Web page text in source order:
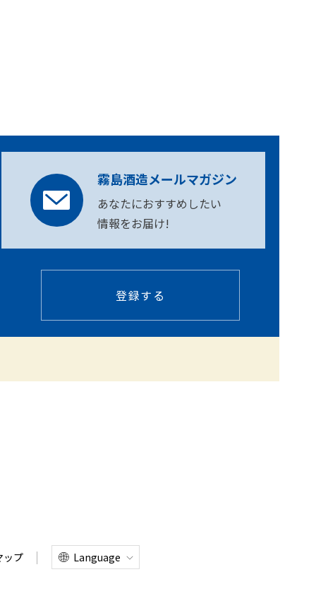
霧島酒造メールマガジン
あなたにおすすめしたい
情報をお届け!
登録する
ップ Language